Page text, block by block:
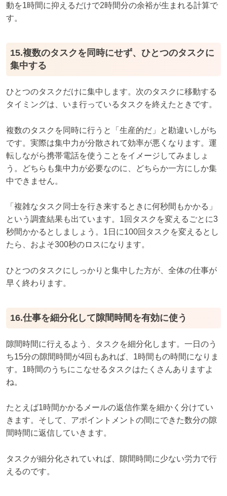
動を1時間に抑えるだけで2時間分の余裕が生まれる計算で
す。
15.複数のタスクを同時にせず、ひとつのタスクに
集中する
ひとつのタスクだけに集中します。次のタスクに移動する
タイミングは、いま行っているタスクを終えたときです。
複数のタスクを同時に行うと「生産的だ」と勘違いしがち
です。実際は集中力が分散されて効率が悪くなります。運
転しながら携帯電話を使うことをイメージしてみましょ
う。どちらも集中力が必要なのに、どちらか一方にしか集
中できません。
「複雑なタスク同士を行き来するときに何秒間もかかる」
という調査結果も出ています。1回タスクを変えるごとに3
秒間かかるとしましょう。1日に100回タスクを変えるとし
たら、およそ300秒のロスになります。
ひとつのタスクにしっかりと集中した方が、全体の仕事が
早く終わります。
16.仕事を細分化して隙間時間を有効に使う
隙間時間に行えるよう、タスクを細分化します。一日のう
ち15分の隙間時間が4回もあれば、1時間もの時間になりま
す。1時間のうちにこなせるタスクはたくさんありますよ
ね。
たとえば1時間かかるメールの返信作業を細かく分けてい
きます。そして、アポイントメントの間にできた数分の隙
間時間に返信していきます。
タスクが細分化されていれば、隙間時間に少ない労力で行
えるのです。